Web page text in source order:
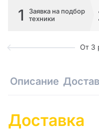
1
Заявка на подбор
техники
От 3
Описание
Доставка